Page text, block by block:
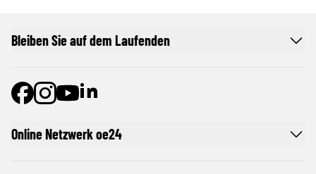
Online Netzwerk oe24
Bleiben Sie auf dem Laufenden